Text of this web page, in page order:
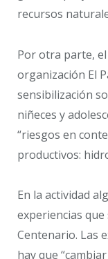
recursos
Por otra parte,
organización El
sensibilización
niñeces y
“riesgos en
productivos:
En la actividad
experiencias
Centenario. Las
hay que